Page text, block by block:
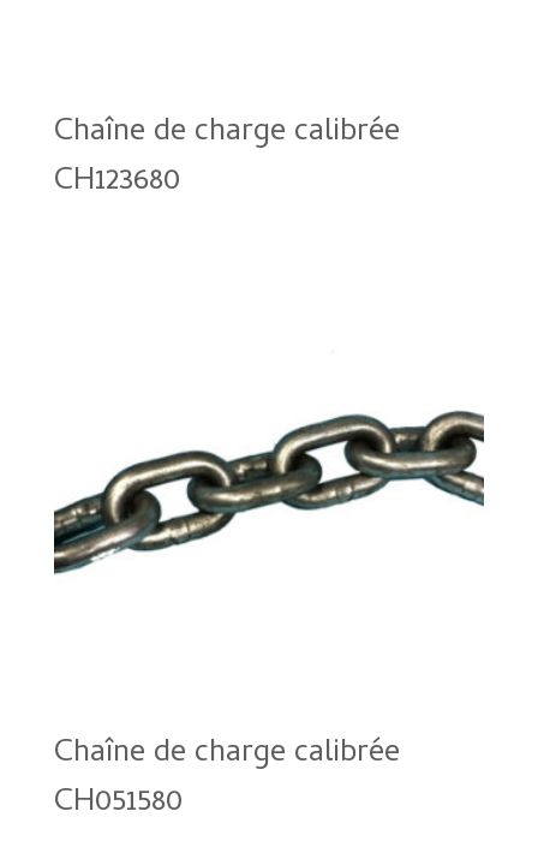
Chaîne de charge calibrée
CH123680
Chaîne de charge calibrée
CH051580